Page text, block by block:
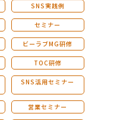
SNS実践例
セミナー
ビーラブMG研修
TOC研修
SNS活用セミナー
営業セミナー